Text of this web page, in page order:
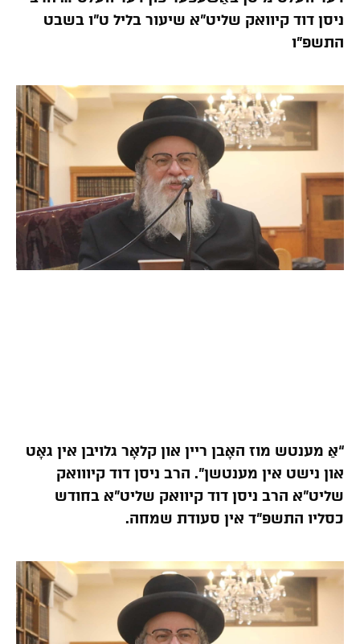
ניסן דוד קיוואק שליט”א שיעור בליל ט”ו בשבט
התשפ”ו
“אַ מענטש מוז האָבן ריין און קלאָר גלויבן אין גאָט
און נישט אין מענטשן”. הרב ניסן דוד קיווואק
שליט”א הרב ניסן דוד קיוואק שליט”א בחודש
כסליו התשפ”ד אין סעודת שמחה.